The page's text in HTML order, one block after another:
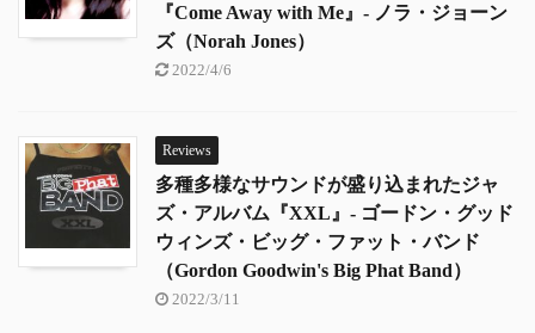
『Come Away with Me』- ノラ・ジョーン
ズ（Norah Jones）
2022/4/6
Reviews
多種多様なサウンドが盛り込まれたジャ
ズ・アルバム『XXL』- ゴードン・グッド
ウィンズ・ビッグ・ファット・バンド
（Gordon Goodwin's Big Phat Band）
2022/3/11